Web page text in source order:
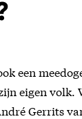
een
eigen volk.
Gerrits